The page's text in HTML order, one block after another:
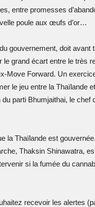
entre promesses
poule aux œufs d’or…
gouvernement, doit avant
le grand écart entre le très
Move Forward. Un
le jeu entre la Thaïlande
parti Bhumjaithai, le chef
Thaïlande est gouvernée.
Thaksin Shinawatra,
si la fumée du
recevoir les alertes